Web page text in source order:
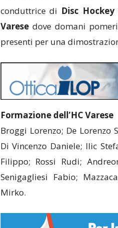
conduttrice di Disc Hockey
Varesedove domani
presenti per una
Formazione dell’HC Varese
Broggi Lorenzo; De Lorenzo
Di Vincenzo Daniele; Ilic
Filippo; Rossi Rudi;
Senigagliesi Fabio;
Mirko.